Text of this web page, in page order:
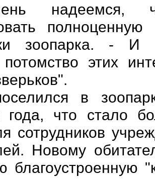
надеемся,
зоопарка. -
потомство этих
в
года, что стало
сотрудников
Новому
благоустроенную